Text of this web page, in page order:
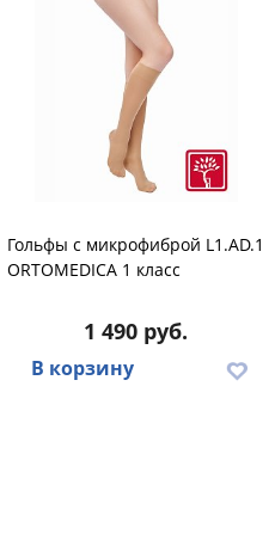
Гольфы с микрофиброй L1.AD.1
ORTOMEDICA 1 класс
1 490 руб.
В корзину